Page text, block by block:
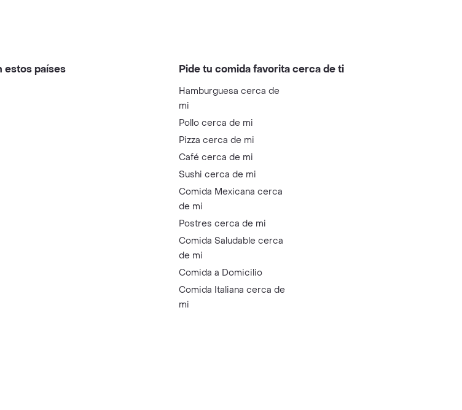
estos países Pide tu comida favorita cerca de ti
Hamburguesa cerca de
mi
Pollo cerca de mi
Pizza cerca de mi
Café cerca de mi
Sushi cerca de mi
Comida Mexicana cerca
de mi
Postres cerca de mi
Comida Saludable cerca
de mi
Comida a Domicilio
Comida Italiana cerca de
mi